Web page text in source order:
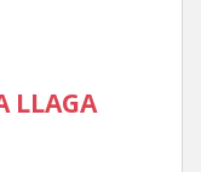
LLAGA